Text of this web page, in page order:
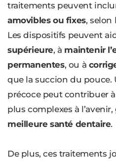
traitements peuvent
amovibles ou fixes, selon
Les dispositifs peuvent
supérieure, à maintenir
permanentes, ou à
que la succion du pouce.
précoce peut contribuer
plus complexes à
meilleure santé dentaire.
De plus, ces traitements